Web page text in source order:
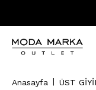
Anasayfa ÜST